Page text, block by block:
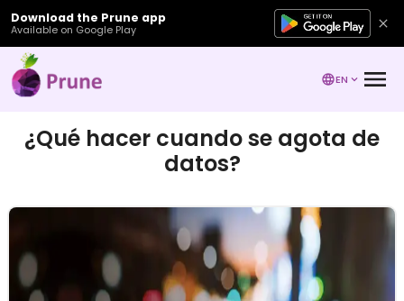
Download the Prune app
Available on Google Play
EN
¿Qué hacer cuando se agota de
datos?